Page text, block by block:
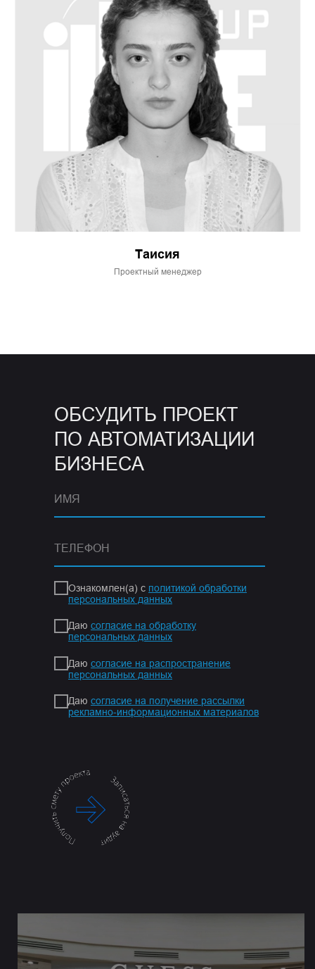
Таисия
Проектный менеджер
Ознакомлен(а) с политикой обработки
персональных данных
Даю согласие на обработку
персональных данных
Даю согласие на распространение
персональных данных
Даю согласие на получение рассылки
рекламно-информационных материалов
.
ОБСУДИТЬ ПРОЕКТ
ПО АВТОМАТИЗАЦИИ
БИЗНЕСА